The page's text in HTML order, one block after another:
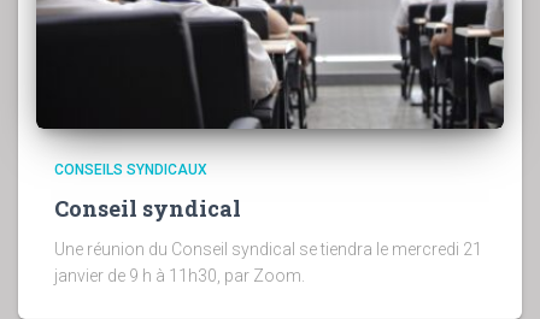
CONSEILS SYNDICAUX
Conseil syndical
Une réunion du Conseil syndical se tiendra le mercredi 21
janvier de 9 h à 11h30, par Zoom.